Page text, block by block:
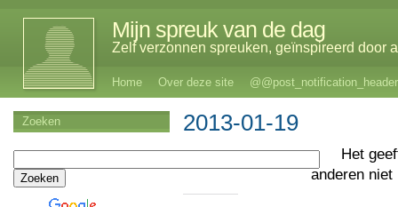
Mijn spreuk van de dag
Zelf verzonnen spreuken, geïnspireerd door
Home Over deze site @@post_notification_header
2013-01-19
Het
anderen
Zoeken